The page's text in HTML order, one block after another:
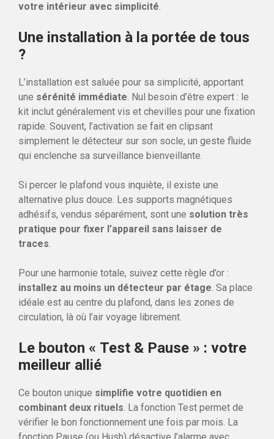
votre intérieur avec simplicité.
Une installation à la portée de tous
?
L’installation est saluée pour sa simplicité, apportant
une sérénité immédiate. Nul besoin d’être expert : le
kit inclut généralement vis et chevilles pour une fixation
rapide. Souvent, l’activation se fait en clipsant
simplement le détecteur sur son socle, un geste fluide
qui enclenche sa surveillance bienveillante.
Si percer le plafond vous inquiète, il existe une
alternative plus douce. Les supports magnétiques
adhésifs, vendus séparément, sont une solution très
pratique pour fixer l’appareil sans laisser de
traces.
Pour une harmonie totale, suivez cette règle d’or :
installez au moins un détecteur par étage. Sa place
idéale est au centre du plafond, dans les zones de
circulation, là où l’air voyage librement.
Le bouton « Test & Pause » : votre
meilleur allié
Ce bouton unique simplifie votre quotidien en
combinant deux rituels. La fonction Test permet de
vérifier le bon fonctionnement une fois par mois. La